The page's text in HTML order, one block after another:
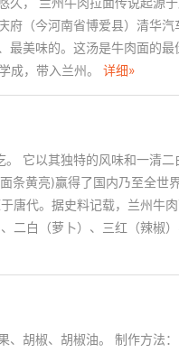
府（今河南省博爱县）清华汽
最美味的。这汤是牛肉面的最
成，带入兰州。 详细»
。 它以其独特的风味和一清二
条黄亮)赢得了国内乃至全世
唐代。据史料记载，兰州牛
二白（萝卜）、三红（辣椒
、胡椒、胡椒油。 制作方法